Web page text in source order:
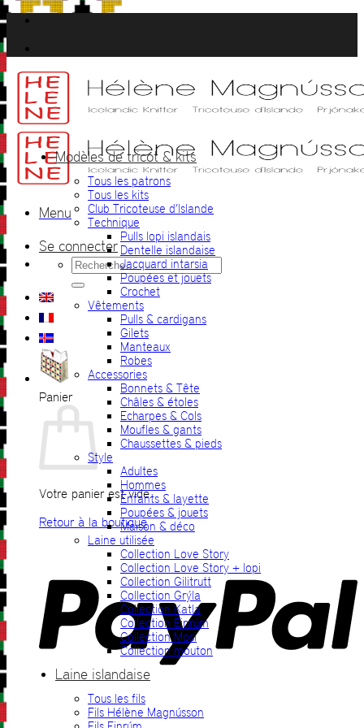
Passer
au
contenu
Menu
Se connecter
Recherche
pour :
Panier
Votre panier est vide.
Retour à la boutique
Modèles de tricot & kits
Tous les patrons
Tous les kits
Club Tricoteuse d’Islande
Technique
Pulls lopi islandais
Dentelle islandaise
Jacquard intarsia
Poupées et jouets
Crochet
Vêtements
Pulls & cardigans
Gilets
Manteaux
Robes
Accessories
Bonnets & Tête
Châles & étoles
Echarpes & Cols
Moufles & gants
Chaussettes & pieds
Style
Adultes
Hommes
Enfants & layette
Poupées & jouets
Maison & déco
Laine utilisée
Collection Love Story
Collection Love Story + lopi
Collection Gilitrutt
Collection Grýla
Collection Katla
Collection Einrúm
Collection Mosi
Collection mouton
Laine islandaise
Tous les fils
Fils Hélène Magnússon